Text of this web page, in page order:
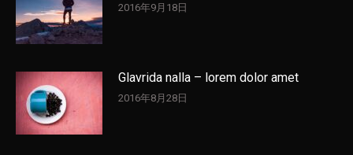
2016年9月18日
Glavrida nalla – lorem dolor amet
2016年8月28日